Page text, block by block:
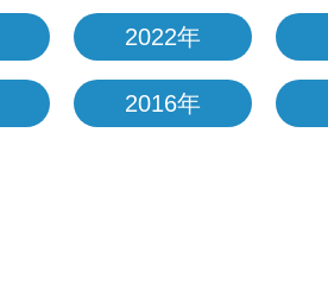
2022年
2016年